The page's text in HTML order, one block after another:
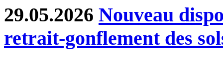
29.05.2026 Nouveau
retrait-gonflement des